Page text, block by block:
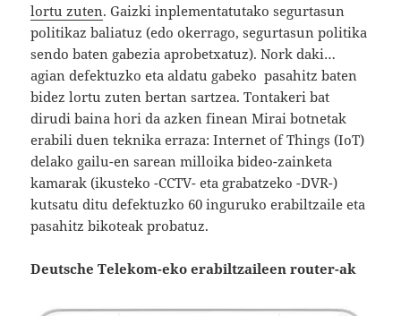
lortu zuten. Gaizki inplementatutako segurtasun
politikaz baliatuz (edo okerrago, segurtasun politika
sendo baten gabezia aprobetxatuz). Nork daki…
agian defektuzko eta aldatu gabeko pasahitz baten
bidez lortu zuten bertan sartzea. Tontakeri bat
dirudi baina hori da azken finean Mirai botnetak
erabili duen teknika erraza: Internet of Things (IoT)
delako gailu-en sarean milloika bideo-zainketa
kamarak (ikusteko -CCTV- eta grabatzeko -DVR-)
kutsatu ditu defektuzko 60 inguruko erabiltzaile eta
pasahitz bikoteak probatuz.
Deutsche Telekom-eko erabiltzaileen router-ak